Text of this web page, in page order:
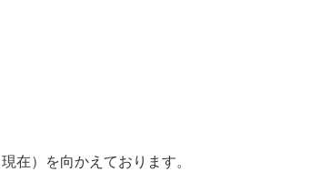
在）を向かえております。